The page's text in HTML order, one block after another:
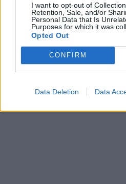
I want to opt-out of
Retention, Sale, and/or
Personal Data that Is
Purposes for which it was
Opted Out
CONFIRM
Data Deletion Data